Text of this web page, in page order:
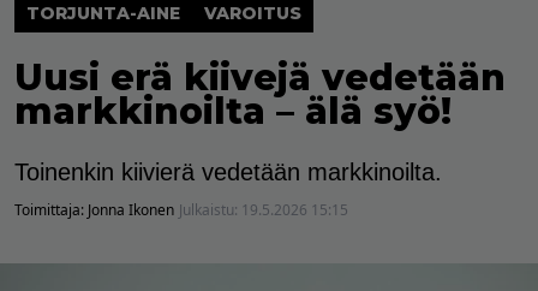
TORJUNTA-AINE
VAROITUS
Uusi erä kiivejä vedetään
markkinoilta – älä syö!
Toinenkin kiivierä vedetään markkinoilta.
Toimittaja: Jonna Ikonen Julkaistu: 19.5.2026 15:15